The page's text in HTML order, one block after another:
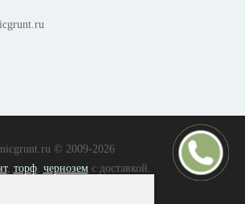
© 2009-2026
, торф, черноземс доставкой.